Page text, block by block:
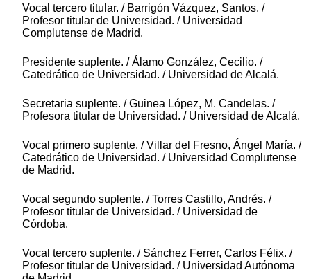
Vocal tercero titular. / Barrigón Vázquez, Santos. /
Profesor titular de Universidad. / Universidad
Complutense de Madrid.
Presidente suplente. / Álamo González, Cecilio. /
Catedrático de Universidad. / Universidad de Alcalá.
Secretaria suplente. / Guinea López, M. Candelas. /
Profesora titular de Universidad. / Universidad de Alcalá.
Vocal primero suplente. / Villar del Fresno, Ángel María. /
Catedrático de Universidad. / Universidad Complutense
de Madrid.
Vocal segundo suplente. / Torres Castillo, Andrés. /
Profesor titular de Universidad. / Universidad de
Córdoba.
Vocal tercero suplente. / Sánchez Ferrer, Carlos Félix. /
Profesor titular de Universidad. / Universidad Autónoma